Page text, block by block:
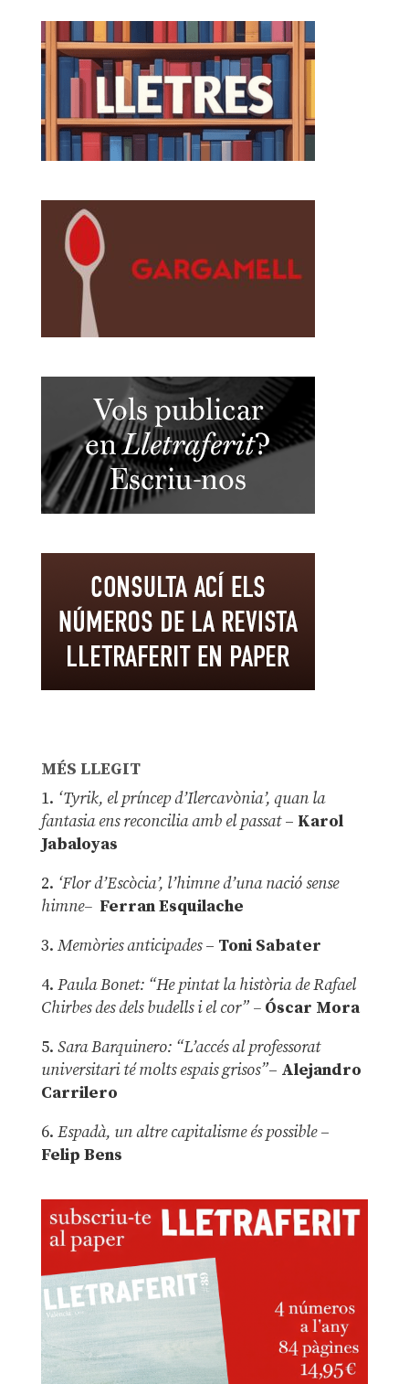
MÉS LLEGIT
1. ‘Tyrik, el príncep d’Ilercavònia’, quan la
fantasia ens reconcilia amb el passat– Karol
Jabaloyas
2. ‘Flor d’Escòcia’, l’himne d’una nació sense
himne– Ferran Esquilache
3. Memòries anticipades– Toni Sabater
4. Paula Bonet: “He pintat la història de Rafael
Chirbes des dels budells i el cor” –Óscar Mora
5. Sara Barquinero: “L’accés al professorat
universitari té molts espais grisos”– Alejandro
Carrilero
6. Espadà, un altre capitalisme és possible –
Felip Bens